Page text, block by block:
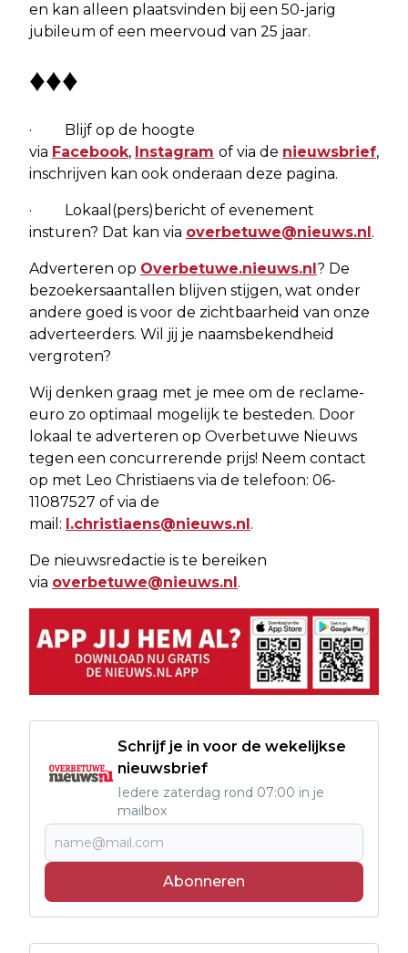
en kan alleen plaatsvinden bij een 50-jarig
jubileum of een meervoud van 25 jaar.
♦♦♦
· Blijf op de hoogte
via Facebook, Instagram of via de nieuwsbrief,
inschrijven kan ook onderaan deze pagina.
· Lokaal(pers)bericht of evenement
insturen? Dat kan via overbetuwe@nieuws.nl .
Adverteren op Overbetuwe.nieuws.nl ? De
bezoekersaantallen blijven stijgen, wat onder
andere goed is voor de zichtbaarheid van onze
adverteerders. Wil jij je naamsbekendheid
vergroten?
Wij denken graag met je mee om de reclame-
euro zo optimaal mogelijk te besteden. Door
lokaal te adverteren op Overbetuwe Nieuws
tegen een concurrerende prijs! Neem contact
op met Leo Christiaens via de telefoon: 06-
11087527 of via de
mail: l.christiaens@nieuws.nl .
De nieuwsredactie is te bereiken
via overbetuwe@nieuws.nl .
Schrijf je in voor de wekelijkse
nieuwsbrief
Iedere zaterdag rond 07:00 in je
mailbox
Abonneren